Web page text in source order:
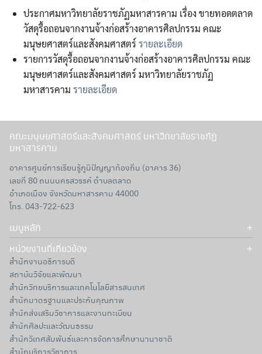
Search
for:
ประกาศมหาวิทยาลัยราชภัฏมหาสารคาม เรื่อง ขายทอดตลาด
วัสดุรื้อถอนจากงานจ้างก่อสร้างอาคารศิลปกรรม คณะ
มนุษยศาสตร์และสังคมศาสตร์ รายละเอียด
รายการวัสดุรื้อถอนจากงานจ้างก่อสร้างอาคารศิลปกรรม คณะ
มนุษยศาสตร์และสังคมศาสตร์ มหาวิทยาลัยราชภัฏ
มหาสารคาม รายละเอียด
คณะมนุษยศาสตร์และสังคมศาสตร์ มหาวิทยาลัยราชภัฏ
มหาสารคาม
อาคารศูนย์การเรียนรู้ภูมิปัญญาท้องถิ่น (อาคาร 36)
เลขที่ 80 ถนนนครสวรรค์ ตำบลตลาด
อำเภอเมือง จังหวัดมหาสารคาม 44000
โทร. 043-722-623
เมนูหลัก
การบริหารทรัพยากรและการดำเนินงาน
งานประกันคุณภาพ
สำหรับอาจารย์
สำหรับนักศึกษา
ติดต่อเรา
หน่วยงานที่เกี่ยวข้อง
สำนักงานอธิการบดี
สถาบันวิจัยและพัฒนา
สำนักวิทยบริการและเทคโนโลยีสารสนเทศ
สำนักมาตรฐานและประกันคุณภาพ
สำนักส่งเสริมวิชาการและงานทะเบียน
สำนักศิลปะและวัฒนธรรม
สำนักวิเทศสัมพันธ์และการจัดการศึกษานานาชาติ
สำนักบริการวิชาการ